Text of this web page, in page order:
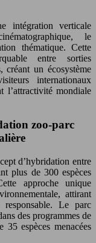
intégration verticale
le
thématique. Cette
entre sorties
créant un écosystème
internationaux
l’attractivité mondiale
zoo-parc
d’hybridation entre
plus de 300 espèces
approche unique
attirant
responsable. Le parc
des programmes de
35 espèces menacées